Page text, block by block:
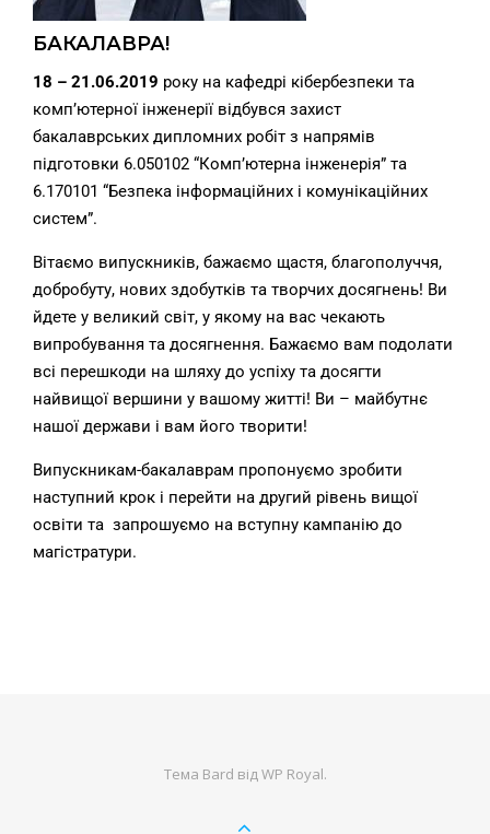
БАКАЛАВРА!
18 – 21.06.2019 року на кафедрі кібербезпеки та
комп’ютерної інженерії відбувся захист
бакалаврських дипломних робіт з напрямів
підготовки 6.050102 “Комп’ютерна інженерія” та
6.170101 “Безпека інформаційних і комунікаційних
систем”.
Вітаємо випускників, бажаємо щастя, благополуччя,
добробуту, нових здобутків та творчих досягнень! Ви
йдете у великий світ, у якому на вас чекають
випробування та досягнення. Бажаємо вам подолати
всі перешкоди на шляху до успіху та досягти
найвищої вершини у вашому житті! Ви – майбутнє
нашої держави і вам його творити!
Випускникам-бакалаврам пропонуємо зробити
наступний крок і перейти на другий рівень вищої
освіти та запрошуємо на вступну кампанію до
магістратури.
Тема Bard відWP Royal.